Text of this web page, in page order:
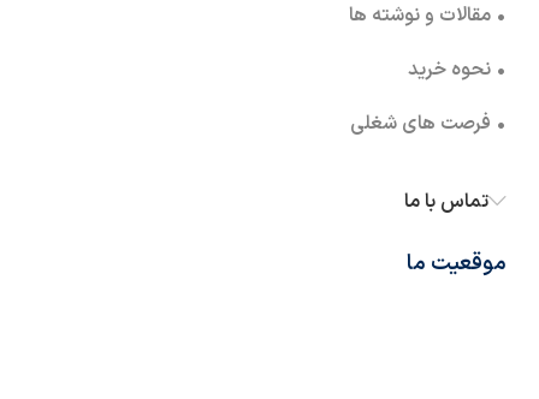
• مقالات و نوشته ها
• نحوه خرید
• فرصت های شغلی
تماس با ما
موقعیت ما